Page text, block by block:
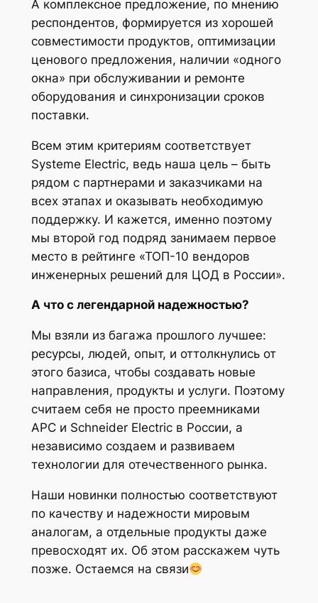
А комплексное предложение, по мнению
респондентов, формируется из хорошей
совместимости продуктов, оптимизации
ценового предложения, наличии «одного
окна» при обслуживании и ремонте
оборудования и синхронизации сроков
поставки.
Всем этим критериям соответствует
Systeme Electric, ведь наша цель – быть
рядом с партнерами и заказчиками на
всех этапах и оказывать необходимую
поддержку. И кажется, именно поэтому
мы второй год подряд занимаем первое
место в рейтинге «ТОП-10 вендоров
инженерных решений для ЦОД в России».
А что с легендарной надежностью?
Мы взяли из багажа прошлого лучшее:
ресурсы, людей, опыт, и оттолкнулись от
этого базиса, чтобы создавать новые
направления, продукты и услуги. Поэтому
считаем себя не просто преемниками
APC и Schneider Electric в России, а
независимо создаем и развиваем
технологии для отечественного рынка.
Наши новинки полностью соответствуют
по качеству и надежности мировым
аналогам, а отдельные продукты даже
превосходят их. Об этом расскажем чуть
позже. Остаемся на связи